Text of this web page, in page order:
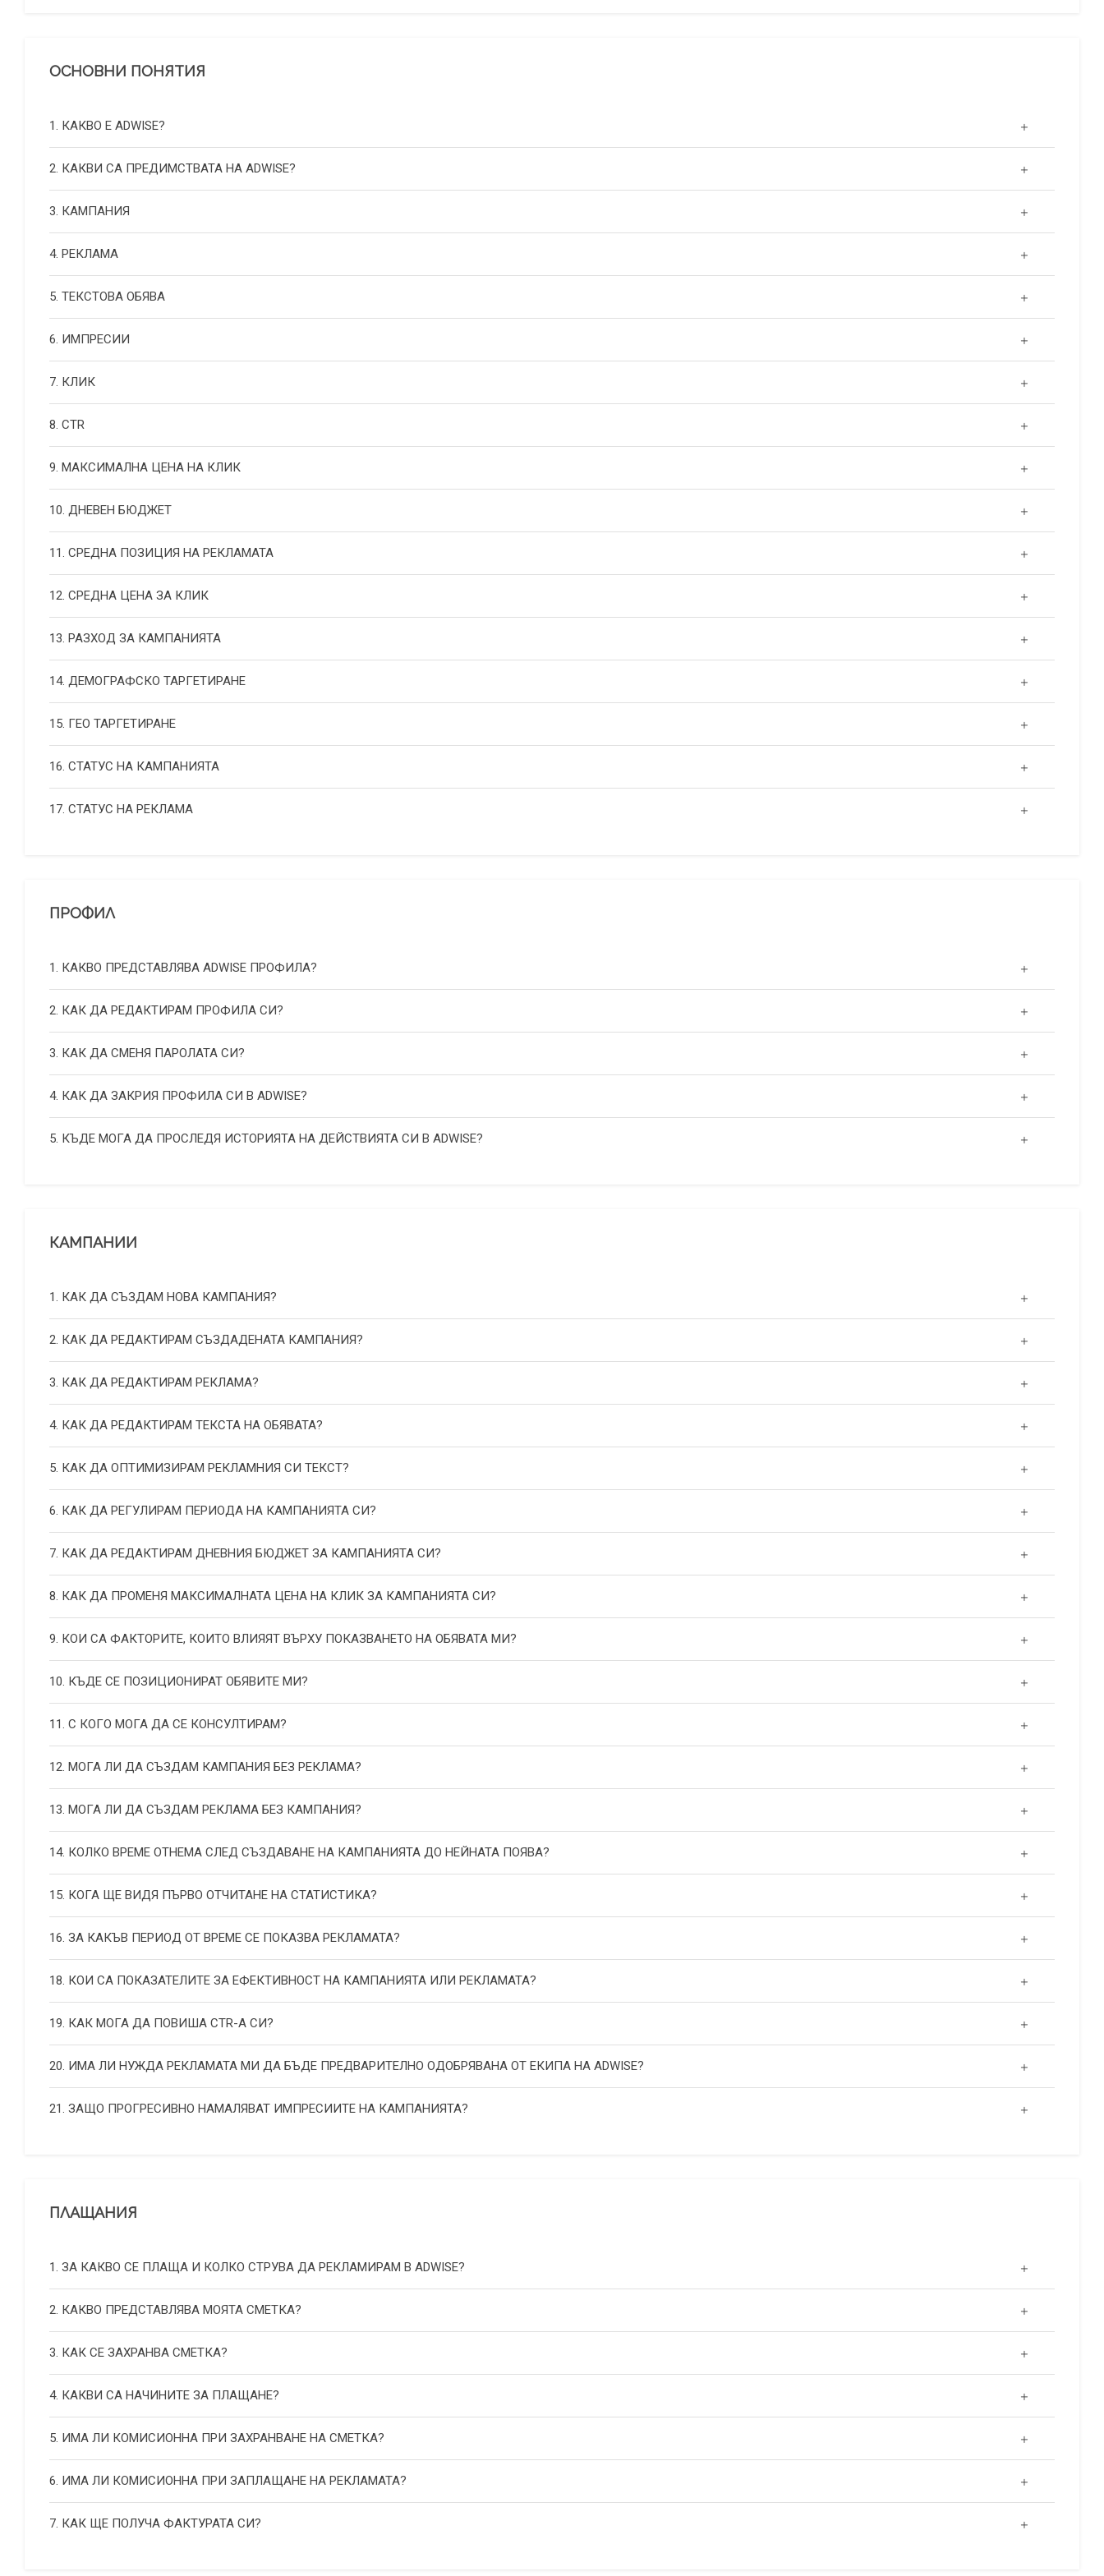
ОСНОВНИ ПОНЯТИЯ
1. КАКВО Е ADWISE?
2. КАКВИ СА ПРЕДИМСТВАТА НА ADWISE?
3. КАМПАНИЯ
4. РЕКЛАМА
5. ТЕКСТОВА ОБЯВА
6. ИМПРЕСИИ
7. КЛИК
8. CTR
9. МАКСИМАЛНА ЦЕНА НА КЛИК
10. ДНЕВЕН БЮДЖЕТ
11. СРЕДНА ПОЗИЦИЯ НА РЕКЛАМАТА
12. СРЕДНА ЦЕНА ЗА КЛИК
13. РАЗХОД ЗА КАМПАНИЯТА
14. ДЕМОГРАФСКО ТАРГЕТИРАНЕ
15. ГЕО ТАРГЕТИРАНЕ
16. СТАТУС НА КАМПАНИЯТА
17. СТАТУС НА РЕКЛАМА
ПРОФИЛ
1. КАКВО ПРЕДСТАВЛЯВА ADWISE ПРОФИЛА?
2. КАК ДА РЕДАКТИРАМ ПРОФИЛА СИ?
3. КАК ДА СМЕНЯ ПАРОЛАТА СИ?
4. КАК ДА ЗАКРИЯ ПРОФИЛА СИ В ADWISE?
5. КЪДЕ МОГА ДА ПРОСЛЕДЯ ИСТОРИЯТА НА ДЕЙСТВИЯТА СИ В ADWISE?
КАМПАНИИ
1. КАК ДА СЪЗДАМ НОВА КАМПАНИЯ?
2. КАК ДА РЕДАКТИРАМ СЪЗДАДЕНАТА КАМПАНИЯ?
3. КАК ДА РЕДАКТИРАМ РЕКЛАМА?
4. КАК ДА РЕДАКТИРАМ ТЕКСТА НА ОБЯВАТА?
5. КАК ДА ОПТИМИЗИРАМ РЕКЛАМНИЯ СИ ТЕКСТ?
6. КАК ДА РЕГУЛИРАМ ПЕРИОДА НА КАМПАНИЯТА СИ?
7. КАК ДА РЕДАКТИРАМ ДНЕВНИЯ БЮДЖЕТ ЗА КАМПАНИЯТА СИ?
8. КАК ДА ПРОМЕНЯ МАКСИМАЛНАТА ЦЕНА НА КЛИК ЗА КАМПАНИЯТА СИ?
9. КОИ СА ФАКТОРИТЕ, КОИТО ВЛИЯЯТ ВЪРХУ ПОКАЗВАНЕТО НА ОБЯВАТА МИ?
10. КЪДЕ СЕ ПОЗИЦИОНИРАТ ОБЯВИТЕ МИ?
11. С КОГО МОГА ДА СЕ КОНСУЛТИРАМ?
12. МОГА ЛИ ДА СЪЗДАМ КАМПАНИЯ БЕЗ РЕКЛАМА?
13. МОГА ЛИ ДА СЪЗДАМ РЕКЛАМА БЕЗ КАМПАНИЯ?
14. КОЛКО ВРЕМЕ ОТНЕМА СЛЕД СЪЗДАВАНЕ НА КАМПАНИЯТА ДО НЕЙНАТА ПОЯВА?
15. КОГА ЩЕ ВИДЯ ПЪРВО ОТЧИТАНЕ НА СТАТИСТИКА?
16. ЗА КАКЪВ ПЕРИОД ОТ ВРЕМЕ СЕ ПОКАЗВА РЕКЛАМАТА?
18. КОИ СА ПОКАЗАТЕЛИТЕ ЗА ЕФЕКТИВНОСТ НА КАМПАНИЯТА ИЛИ РЕКЛАМАТА?
19. КАК МОГА ДА ПОВИША СТR-А СИ?
20. ИМА ЛИ НУЖДА РЕКЛАМАТА МИ ДА БЪДЕ ПРЕДВАРИТЕЛНО ОДОБРЯВАНА ОТ ЕКИПА НА ADWISE?
21. ЗАЩО ПРОГРЕСИВНО НАМАЛЯВАТ ИМПРЕСИИТЕ НА КАМПАНИЯТА?
ПЛАЩАНИЯ
1. ЗА КАКВО СЕ ПЛАЩА И КОЛКО СТРУВА ДА РЕКЛАМИРАМ В ADWISE?
2. КАКВО ПРЕДСТАВЛЯВА МОЯТА СМЕТКА?
3. КАК СЕ ЗАХРАНВА СМЕТКА?
4. КАКВИ СА НАЧИНИТЕ ЗА ПЛАЩАНЕ?
5. ИМА ЛИ КОМИСИОННА ПРИ ЗАХРАНВАНЕ НА СМЕТКА?
6. ИМА ЛИ КОМИСИОННА ПРИ ЗАПЛАЩАНЕ НА РЕКЛАМАТА?
7. КАК ЩЕ ПОЛУЧА ФАКТУРАТА СИ?